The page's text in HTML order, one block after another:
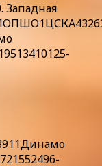
Западная